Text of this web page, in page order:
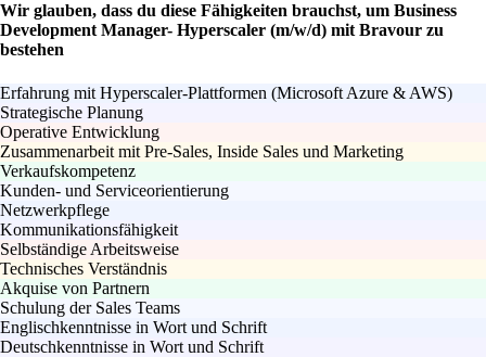
Wir glauben, dass du diese Fähigkeiten brauchst, um Business
Development Manager- Hyperscaler (m/w/d) mit Bravour zu
bestehen
Erfahrung mit Hyperscaler-Plattformen (Microsoft Azure & AWS)
Strategische Planung
Operative Entwicklung
Zusammenarbeit mit Pre-Sales, Inside Sales und Marketing
Verkaufskompetenz
Kunden- und Serviceorientierung
Netzwerkpflege
Kommunikationsfähigkeit
Selbständige Arbeitsweise
Technisches Verständnis
Akquise von Partnern
Schulung der Sales Teams
Englischkenntnisse in Wort und Schrift
Deutschkenntnisse in Wort und Schrift